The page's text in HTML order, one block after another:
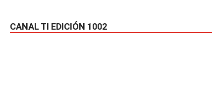
CANAL TI EDICIÓN 1002